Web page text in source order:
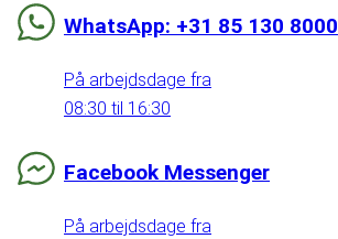
WhatsApp: +31 85 130 8000
På arbejdsdage fra
08:30 til 16:30
Facebook Messenger
På arbejdsdage fra